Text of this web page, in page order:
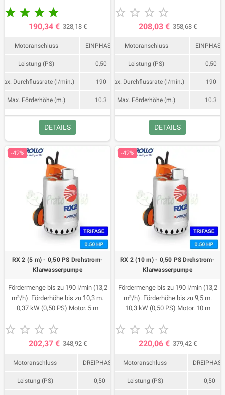
   
190,34 € 328,18 €
Motoranschluss EINPHASIG
Leistung (PS) 0,50
Durchflussrate (l/min.) 190
Max. Förderhöhe (m.) 10.3
DETAILS
   
208,03 € 358,68 €
Motoranschluss
Leistung (PS) 0,50
Max. Durchflussrate (l/min.) 190
Max. Förderhöhe (m.) 10.3
DETAILS
-42%
RX 2 (5 m) - 0,50 PS Drehstrom-
Klarwasserpumpe
Fördermenge bis zu 190 l/min (13,2
m³/h). Förderhöhe bis zu 10,3 m.
0,37 kW (0,50 PS) Motor. 5 m
   
202,37 € 348,92 €
Motoranschluss DREIPHASIG
Leistung (PS) 0,50
-42%
RX 2 (10 m) - 0,50 PS Drehstrom-
Klarwasserpumpe
Fördermenge bis zu 190 l/min (13,2
m³/h). Förderhöhe bis zu 9,5 m.
10,3 kW (0,50 PS) Motor. 10 m
   
220,06 € 379,42 €
Motoranschluss
Leistung (PS) 0,50